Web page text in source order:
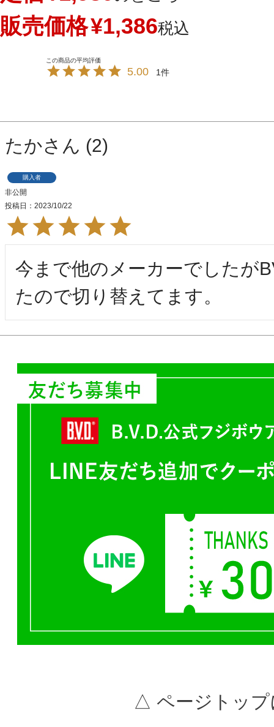
販売価格¥1,386税込
5.00 1
たか 2
購入者
非公開
投稿日
2023/10/22
今まで他のメーカーでしたが
たので切り替えてます。
△ ページトップ